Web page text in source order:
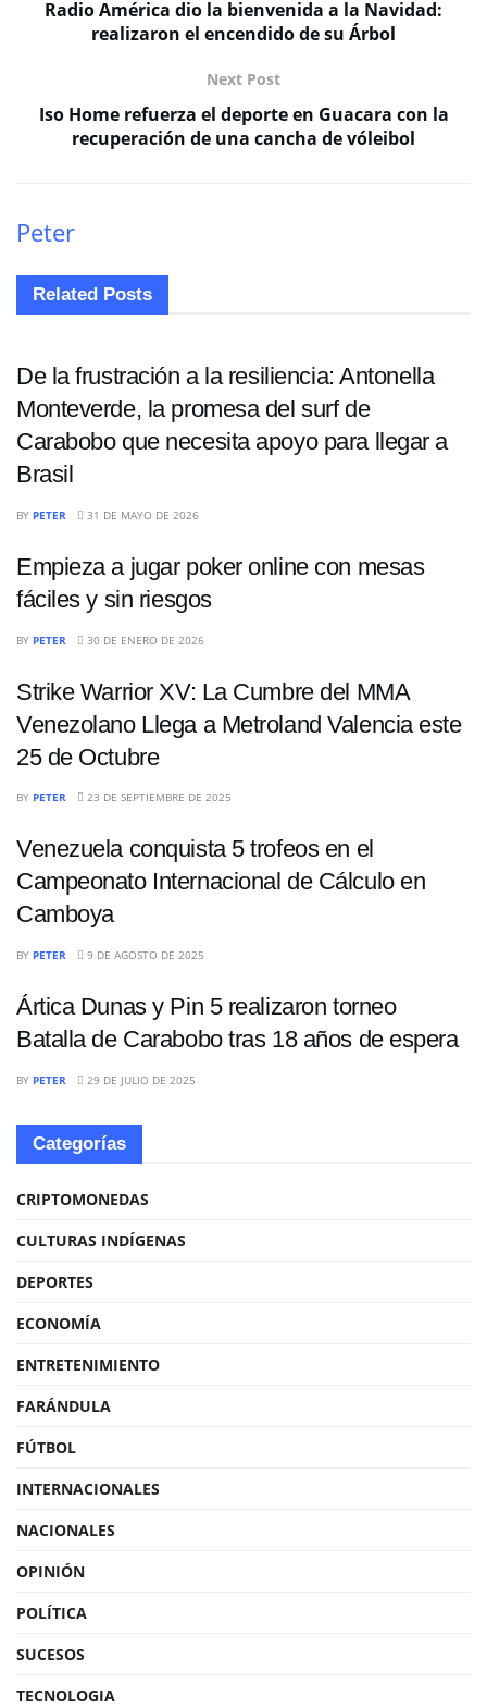
Radio América dio la bienvenida a la Navidad:
realizaron el encendido de su Árbol
Next Post
Iso Home refuerza el deporte en Guacara con la
recuperación de una cancha de vóleibol
Peter
Related Posts
DEPORTES
De la frustración a la resiliencia: Antonella
Monteverde, la promesa del surf de
Carabobo que necesita apoyo para llegar a
Brasil
BY PETER 31 DE MAYO DE 2026
Empieza a jugar poker online con mesas
fáciles y sin riesgos
BY PETER 30 DE ENERO DE 2026
Strike Warrior XV: La Cumbre del MMA
Venezolano Llega a Metroland Valencia este
25 de Octubre
BY PETER 23 DE SEPTIEMBRE DE 2025
Venezuela conquista 5 trofeos en el
Campeonato Internacional de Cálculo en
Camboya
BY PETER 9 DE AGOSTO DE 2025
Ártica Dunas y Pin 5 realizaron torneo
Batalla de Carabobo tras 18 años de espera
BY PETER 29 DE JULIO DE 2025
Categorías
CRIPTOMONEDAS
CULTURAS INDÍGENAS
DEPORTES
ECONOMÍA
ENTRETENIMIENTO
FARÁNDULA
FÚTBOL
INTERNACIONALES
NACIONALES
OPINIÓN
POLÍTICA
SUCESOS
TECNOLOGIA